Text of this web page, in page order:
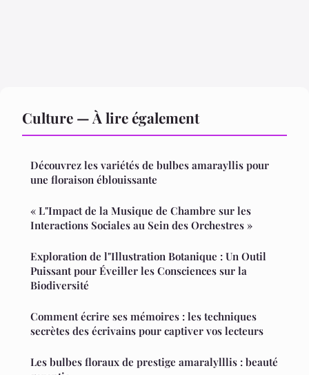
Culture — À lire également
Découvrez les variétés de bulbes amarayllis pour
une floraison éblouissante
« L"Impact de la Musique de Chambre sur les
Interactions Sociales au Sein des Orchestres »
Exploration de l"Illustration Botanique : Un Outil
Puissant pour Éveiller les Consciences sur la
Biodiversité
Comment écrire ses mémoires : les techniques
secrètes des écrivains pour captiver vos lecteurs
Les bulbes floraux de prestige amaralylllis : beauté